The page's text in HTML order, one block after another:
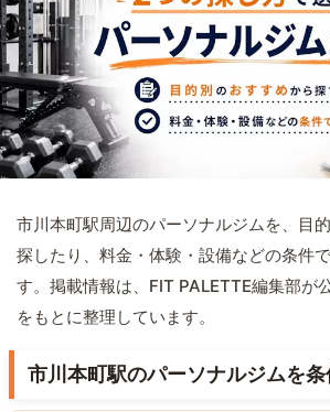
市川本町駅周辺のパーソナルジムを、目
探したり、料金・体験・設備などの条件
す。掲載情報は、FIT PALETTE編集部が
をもとに整理しています。
市川本町駅のパーソナルジムを